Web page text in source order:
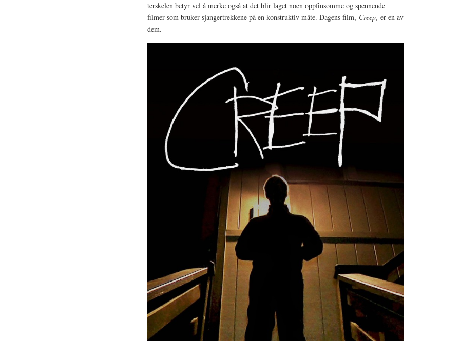
terskelen betyr vel å merke også at det blir laget noen oppfinsomme og spennende
filmer som bruker sjangertrekkene på en konstruktiv måte. Dagens film, Creep, er en av
dem.